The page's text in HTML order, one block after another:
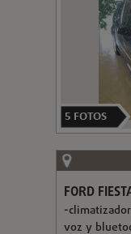
5 FOTOS
FORD
-
voz y